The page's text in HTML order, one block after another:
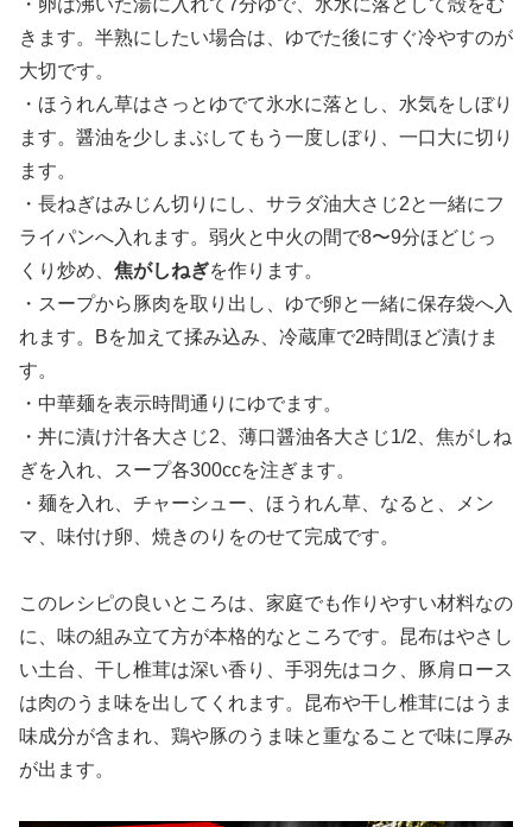
きます。半熟にしたい場合は、ゆでた後にすぐ冷やすのが
大切です。
・ほうれん草はさっとゆでて氷水に落とし、水気をしぼり
ます。醤油を少しまぶしてもう一度しぼり、一口大に切り
ます。
・長ねぎはみじん切りにし、サラダ油大さじ2と一緒にフ
ライパンへ入れます。弱火と中火の間で8〜9分ほどじっ
くり炒め、 焦がしねぎを作ります。
・スープから豚肉を取り出し、ゆで卵と一緒に保存袋へ入
れます。Bを加えて揉み込み、冷蔵庫で2時間ほど漬けま
す。
・中華麺を表示時間通りにゆでます。
・丼に漬け汁各大さじ2、薄口醤油各大さじ1/2、焦がしね
ぎを入れ、スープ各300ccを注ぎます。
・麺を入れ、チャーシュー、ほうれん草、なると、メン
マ、味付け卵、焼きのりをのせて完成です。
このレシピの良いところは、家庭でも作りやすい材料なの
に、味の組み立て方が本格的なところです。昆布はやさし
い土台、干し椎茸は深い香り、手羽先はコク、豚肩ロース
は肉のうま味を出してくれます。昆布や干し椎茸にはうま
味成分が含まれ、鶏や豚のうま味と重なることで味に厚み
が出ます。